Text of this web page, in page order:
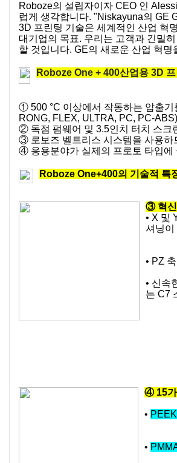
Roboze의 설립자이자 CEO 인
럽게 생각합니다. "Niskayuna의 GE
3D 프린팅 기술은 세계적인 산업 혁
대기업의 목표. 우리는 고객과 긴밀
할 것입니다. GE의 새로운 산업 혁
Roboze One + 400산업용 3D
① 500 °C 이상에서 작동하는 압출
RONG, FLEX, ULTRA, PC, PC-
② 독점 펌웨어 및 3.5인치 터치 스크
③ 로보즈 벨트리스 시스템을 사용하
④ 응용분야가 실제의 프로토 타입에
Roboze One+400의 기술적 특
③ 혁신
• X 및
셔닝이
• PZ
• 신속
는 C7
④ 15가
•
•